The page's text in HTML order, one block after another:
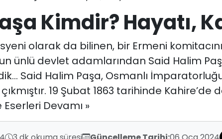
Kimdir? Hayatı,
olarak da bilinen, bir Ermeni
ünlü devlet adamlarından Said Halim
Said Halim Paşa, Osmanlı
19 Şubat 1863 tarihinde
Devamı »